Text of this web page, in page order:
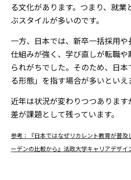
る文化があります。つまり、就
ぶスタイルが多いのです。
一方、日本では、新卒一括採用
仕組みが強く、学び直しが転職
られがちでした。そのため、日
る形態」を指す場合が多いといえ
近年は状況が変わりつつありま
差が課題として残っています。
参考：『日本ではなぜリカレント教育が普
ーデンの比較から』法政大学キャリアデ